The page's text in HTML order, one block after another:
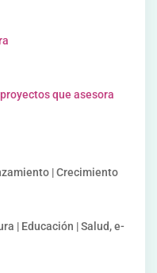
que asesora
| Crecimiento
| Educación | Salud, e-